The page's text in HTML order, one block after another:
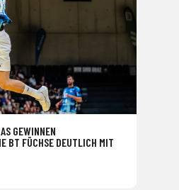
GEWINNEN
BT FÜCHSE DEUTLICH MIT